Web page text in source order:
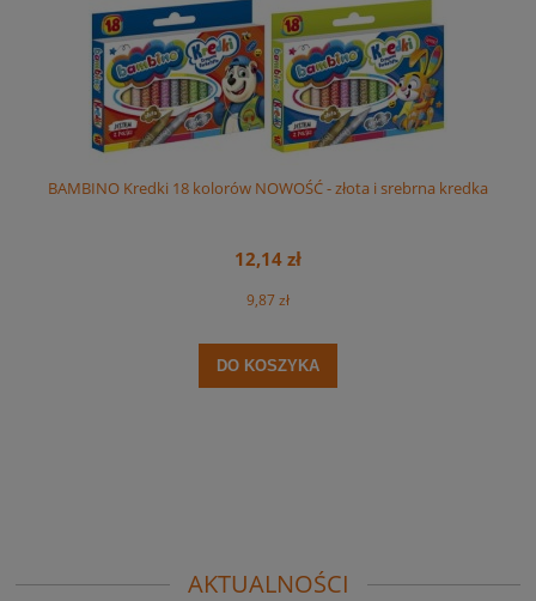
18 kolorów NOWOŚĆ - złota i srebrna kredka La VIDA